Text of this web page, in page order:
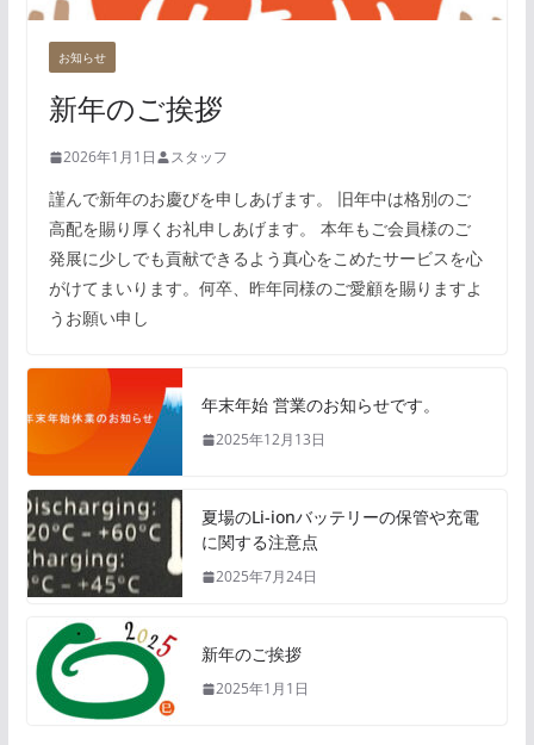
お知らせ
新年のご挨拶
2026年1月1日 スタッフ
謹んで新年のお慶びを申しあげます。 旧年中は格別のご
高配を賜り厚くお礼申しあげます。 本年もご会員様のご
発展に少しでも貢献できるよう真心をこめたサービスを心
がけてまいります。何卒、昨年同様のご愛顧を賜りますよ
うお願い申し
年末年始 営業のお知らせです。
2025年12月13日
夏場のLi-ionバッテリーの保管や充電
に関する注意点
2025年7月24日
新年のご挨拶
2025年1月1日